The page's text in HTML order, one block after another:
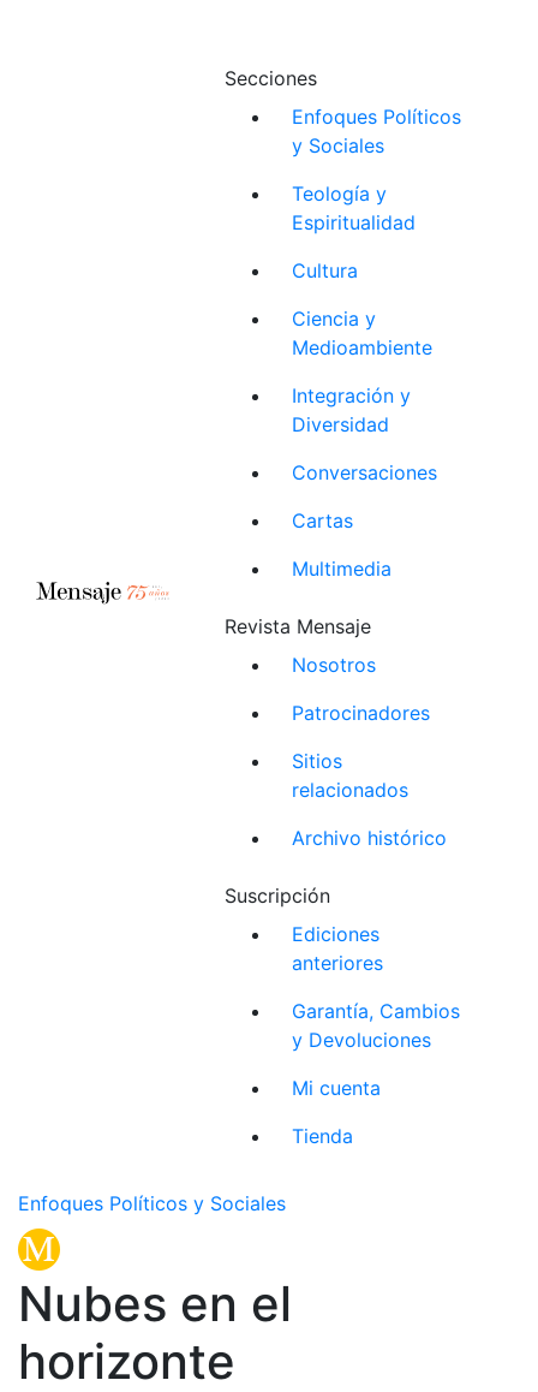
Secciones
Enfoques Políticos
y Sociales
Teología y
Espiritualidad
Cultura
Ciencia y
Medioambiente
Integración y
Diversidad
Conversaciones
Cartas
Multimedia
Revista Mensaje
Nosotros
Patrocinadores
Sitios
relacionados
Archivo histórico
Suscripción
Ediciones
anteriores
Garantía, Cambios
y Devoluciones
Mi cuenta
Tienda
Enfoques Políticos y Sociales
Nubes en el
horizonte